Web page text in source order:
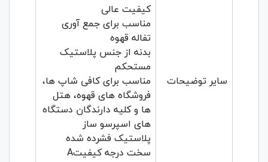
سایر توضیحات
کیفیت عالی
مناسب برای جمع آوری
تفاله قهوه
بدنه از جنس پلاستیک
مستحکم
مناسب برای کافی شاپ ها،
فروشگاه های قهوه، هتل
ها و کلیه دارندگان دستگاه
های اسپرسو ساز
پلاستیک فشرده شده
سخت درجه کیفیتA